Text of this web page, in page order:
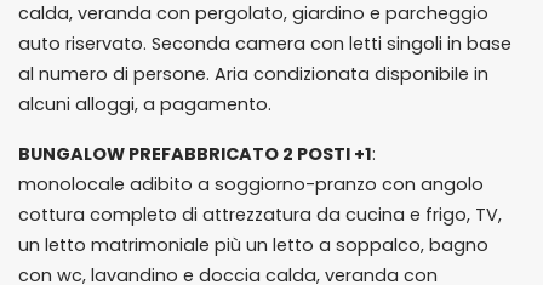
calda, veranda con pergolato, giardino e parcheggio
auto riservato. Seconda camera con letti singoli in base
al numero di persone. Aria condizionata disponibile in
alcuni alloggi, a pagamento.
BUNGALOW PREFABBRICATO 2 POSTI +1:
monolocale adibito a soggiorno-pranzo con angolo
cottura completo di attrezzatura da cucina e frigo, TV,
un letto matrimoniale più un letto a soppalco, bagno
con wc, lavandino e doccia calda, veranda con